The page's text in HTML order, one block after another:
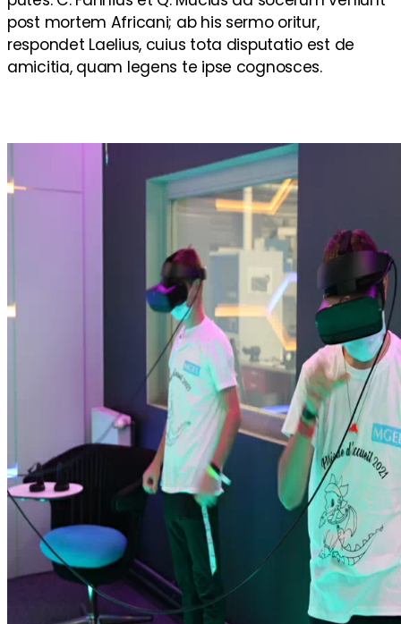
post mortem Africani; ab his sermo oritur,
respondet Laelius, cuius tota disputatio est de
amicitia, quam legens te ipse cognosces.